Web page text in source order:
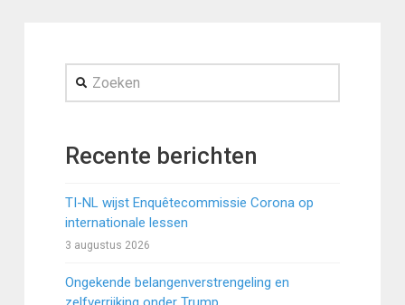
Zoeken
Recente berichten
TI-NL wijst Enquêtecommissie Corona op
internationale lessen
3 augustus 2026
Ongekende belangenverstrengeling en